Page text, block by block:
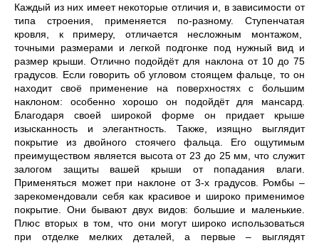
Каждый из них имеет некоторые отличия и, в зависимости от
типа строения, применяется по-разному. Ступенчатая
кровля, к примеру, отличается несложным монтажом,
точными размерами и легкой подгонке под нужный вид и
размер крыши. Отлично подойдёт для наклона от 10 до 75
градусов. Если говорить об угловом стоящем фальце, то он
находит своё применение на поверхностях с большим
наклоном: особенно хорошо он подойдёт для мансард.
Благодаря своей широкой форме он придает крыше
изысканность и элегантность. Также, изящно выглядит
покрытие из двойного стоячего фальца. Его ощутимым
преимуществом является высота от 23 до 25 мм, что служит
залогом защиты вашей крыши от попадания влаги.
Применяться может при наклоне от 3-х градусов. Ромбы –
зарекомендовали себя как красивое и широко применимое
покрытие. Они бывают двух видов: большие и маленькие.
Плюс вторых в том, что они могут широко использоваться
при отделке мелких деталей, а первые – выглядят